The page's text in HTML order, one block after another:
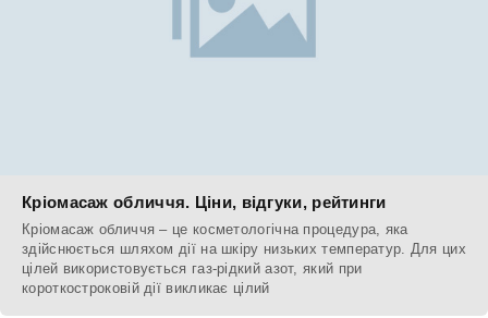
Кріомасаж обличчя. Ціни, відгуки, рейтинги
Кріомасаж обличчя – це косметологічна процедура, яка
здійснюється шляхом дії на шкіру низьких температур. Для цих
цілей використовується газ-рідкий азот, який при
короткостроковій дії викликає цілий